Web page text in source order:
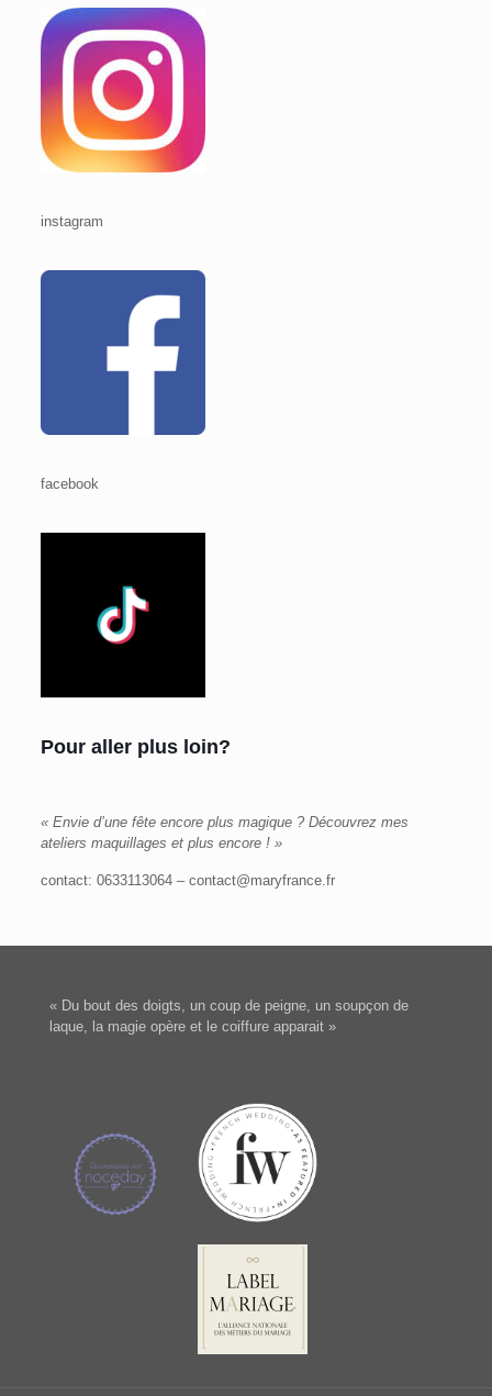
instagram
facebook
Pour aller plus loin?
« Envie d’une fête encore plus magique ? Découvrez mes
ateliers maquillages et plus encore ! »
contact: 0633113064 – contact@maryfrance.fr
« Du bout des doigts, un coup de peigne, un soupçon de
laque, la magie opère et le coiffure apparait »